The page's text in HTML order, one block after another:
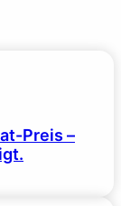
Preis –